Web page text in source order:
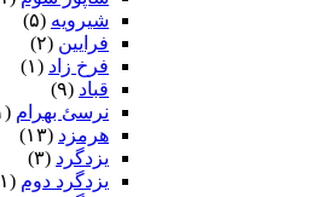
شیرویه (۵)
فرایین (۲)
فرخ زاد (۱)
قباد (۹)
نرسئ بهرام‏ (۱)
هرمزد (۱۳)
یزدگرد (۳)
یزدگرد دوم (۱)